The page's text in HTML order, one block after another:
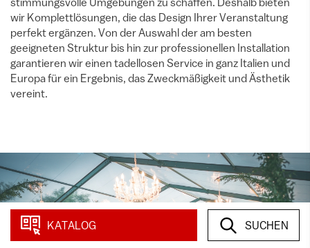
wir Komplettlösungen, die das Design Ihrer Veranstaltung
perfekt ergänzen. Von der Auswahl der am besten
geeigneten Struktur bis hin zur professionellen Installation
garantieren wir einen tadellosen Service in ganz Italien und
Europa für ein Ergebnis, das Zweckmäßigkeit und Ästhetik
vereint.
KATALOG SUCHEN